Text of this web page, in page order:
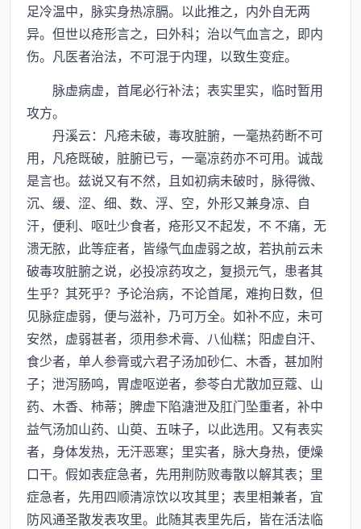
足冷温中，脉实身热凉膈。以此推之，内外自无两
异。但世以疮形言之，曰外科；治以气血言之，即内
伤。凡医者治法，不可混于内理，以致生变症。
脉虚病虚，首尾必行补法；表实里实，临时暂用
攻方。
丹溪云：凡疮未破，毒攻脏腑，一毫热药断不可
用，凡疮既破，脏腑已亏，一毫凉药亦不可用。诚哉
是言也。兹说又有不然，且如初病未破时，脉得微、
沉、缓、涩、细、数、浮、空，外形又兼身凉、自
汗，便利、呕吐少食者，疮形又不起发，不 不痛，无
溃无脓，此等症者，皆缘气血虚弱之故，若执前云未
破毒攻脏腑之说，必投凉药攻之，复损元气，患者其
生乎？其死乎？予论治病，不论首尾，难拘日数，但
见脉症虚弱，便与滋补，乃可万全。如补不应，未可
安然，虚弱甚者，须用参术膏、八仙糕；阳虚自汗、
食少者，单人参膏或六君子汤加砂仁、木香，甚加附
子；泄泻肠鸣，胃虚呕逆者，参苓白尤散加豆蔻、山
药、木香、柿蒂；脾虚下陷溏泄及肛门坠重者，补中
益气汤加山药、山萸、五味子，以此选用。又有表实
者，身体发热，无汗恶寒；里实者，脉大身热，便燥
口干。假如表症急者，先用荆防败毒散以解其表；里
症急者，先用四顺清凉饮以攻其里；表里相兼者，宜
防风通圣散发表攻里。此随其表里先后，皆在活法临